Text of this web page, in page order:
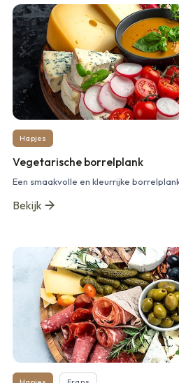
Hapjes
Vegetarische borrelplank
Een smaakvolle en kleurrijke
Bekijk